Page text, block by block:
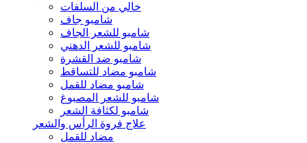
خالي من السلفات
شامبو جاف
شامبو للشعر الجاف
شامبو للشعر الدهني
شامبو ضد القشرة
شامبو مضاد للتساقط
شامبو مضاد للقمل
شامبو للشعر المصبوغ
شامبو لكثافة الشعر
علاج فروة الرأس والشعر
مضاد للقمل